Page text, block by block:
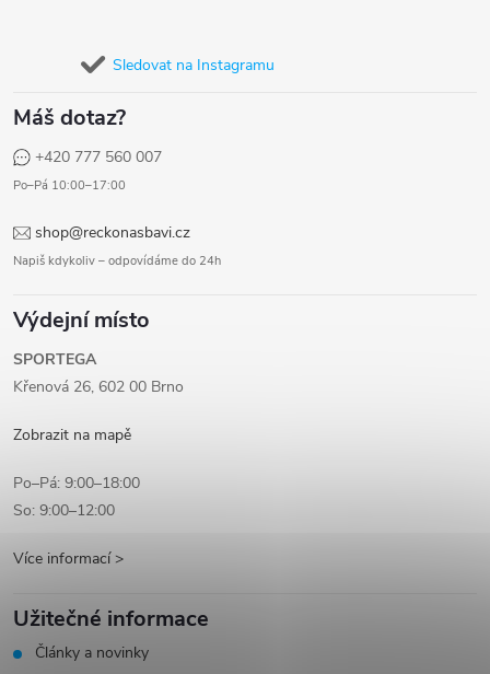
Sledovat na Instagramu
Máš dotaz?
+420 777 560 007
Po–Pá 10:00–17:00
shop@reckonasbavi.cz
Napiš kdykoliv – odpovídáme do 24h
Výdejní místo
SPORTEGA
Křenová 26, 602 00 Brno
Zobrazit na mapě
Po–Pá: 9:00–18:00
So: 9:00–12:00
Více informací >
Užitečné informace
Články a novinky